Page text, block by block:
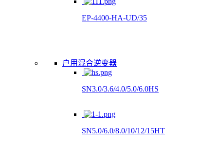
EP-4400-HA-UD/35
户用混合逆变器
SN3.0/3.6/4.0/5.0/6.0HS
SN5.0/6.0/8.0/10/12/15HT